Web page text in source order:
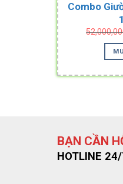
Combo
BẠN CẦN
HOTLINE